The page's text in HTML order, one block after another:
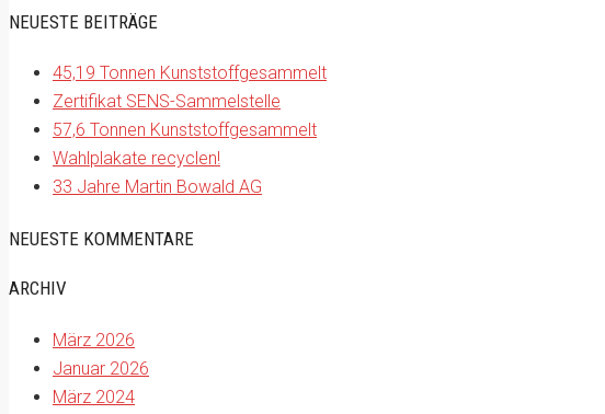
NEUESTE BEITRÄGE
45,19 Tonnen Kunststoffgesammelt
Zertifikat SENS-Sammelstelle
57,6 Tonnen Kunststoffgesammelt
Wahlplakate recyclen!
33 Jahre Martin Bowald AG
NEUESTE KOMMENTARE
ARCHIV
März 2026
Januar 2026
März 2024